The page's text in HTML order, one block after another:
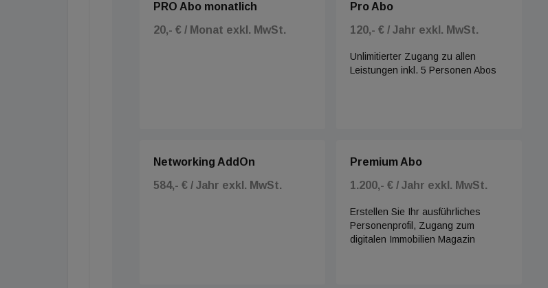
PRO Abo monatlich
20,- € / Monat exkl. MwSt.
Pro Abo
120,- € / Jahr exkl. MwSt.
Unlimitierter Zugang zu allen
Leistungen inkl. 5 Personen Abos
Networking AddOn
584,- € / Jahr exkl. MwSt.
Premium Abo
1.200,- € / Jahr exkl. MwSt.
Erstellen Sie Ihr ausführliches
Personenprofil, Zugang zum
digitalen Immobilien Magazin